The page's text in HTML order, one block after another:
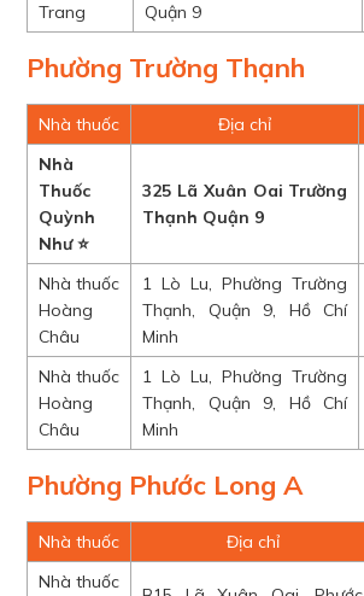
Trang
Quận 9
Phường Trường Thạnh
Nhà thuốc Địa chỉ
Nhà
Thuốc
Quỳnh
Như ⭐
325 Lã Xuân Oai Trường
Thạnh Quận 9
Nhà thuốc
Hoàng
Châu
1 Lò Lu, Phường Trường
Thạnh, Quận 9, Hồ Chí
Minh
Nhà thuốc
Hoàng
Châu
1 Lò Lu, Phường Trường
Thạnh, Quận 9, Hồ Chí
Minh
Phường Phước Long A
Nhà thuốc Địa chỉ
Nhà thuốc